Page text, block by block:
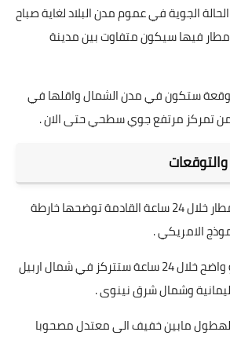
الجوية في عموم مدن البلاد لغاية صباح
فيها سيكون متفاوت بين مدينة
ستكون في مدن الشمال واقلها في
من تمركز مرتفع جوي سطحي حتى الان .
1- توقعات هطول الامطار خلال 24 ساعة القادمة توضحها خارطة
الامريكي .
مناطق الغزارة كما هو واضح خلال 24 ساعة ستتركز في شمال اربيل
وشمال شرق نينوى .
مابين خفيف الى معتدل مصحوبا